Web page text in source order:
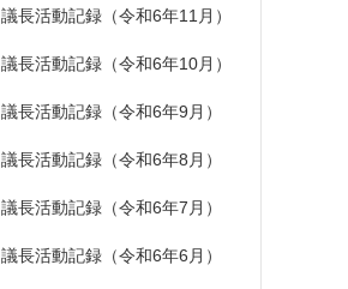
議長活動記録（令和6年11月）
議長活動記録（令和6年10月）
議長活動記録（令和6年9月）
議長活動記録（令和6年8月）
議長活動記録（令和6年7月）
議長活動記録（令和6年6月）